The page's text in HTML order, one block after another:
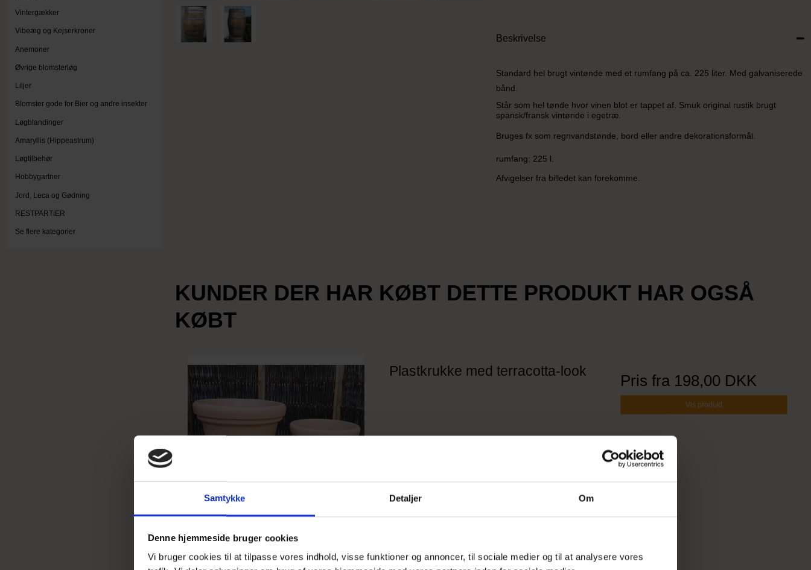
Samtykke Detaljer Om
Denne hjemmeside bruger cookies
Vi bruger cookies til at tilpasse vores indhold, visse funktioner og annoncer, til sociale medier og til at analysere vores
Vintergækker
Vibeæg og Kejserkroner
Anemoner
Øvrige blomsterløg
Liljer
Blomster gode for Bier og andre insekter
Løgblandinger
Amaryllis (Hippeastrum)
Løgtilbehør
Hobbygartner
Jord, Leca og Gødning
RESTPARTIER
Se flere kategorier
Beskrivelse
Standard hel brugt vintønde med et rumfang på ca. 225 liter. Med galvaniserede
bånd.
Står som hel tønde hvor vinen blot er tappet af. Smuk original rustik brugt
spansk/fransk vintønde i egetræ.
Bruges fx som regnvandstønde, bord eller andre dekorationsformål.
rumfang: 225 l.
Afvigelser fra billedet kan forekomme.
KUNDER DER HAR KØBT DETTE PRODUKT HAR OGSÅ
KØBT
Plastkrukke med terracotta-look
Pris fra 198,00 DKK
Vis produkt